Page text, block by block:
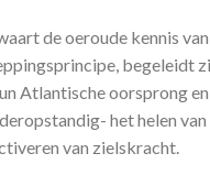
de oeroude kennis
begeleidt
Atlantische oorsprong
het helen van
van zielskracht.